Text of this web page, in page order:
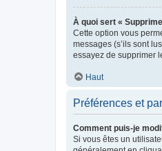
À quoi sert «
Cette option vous
messages (s’ils sont
essayez de supprimer
Haut
Préférences et
Comment puis-je
Si vous êtes un